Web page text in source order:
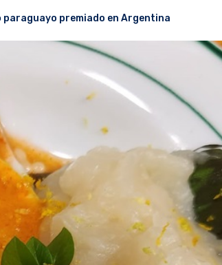
premiado en Argentina